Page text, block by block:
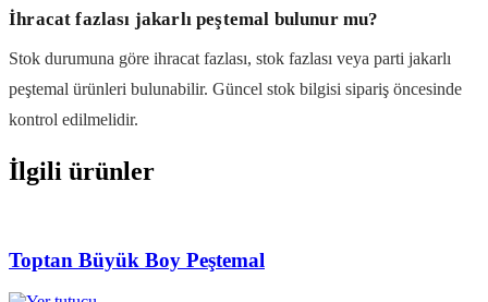
İhracat fazlası jakarlı peştemal bulunur mu?
Stok durumuna göre ihracat fazlası, stok fazlası veya parti jakarlı
peştemal ürünleri bulunabilir. Güncel stok bilgisi sipariş öncesinde
kontrol edilmelidir.
İlgili ürünler
Toptan Büyük Boy Peştemal